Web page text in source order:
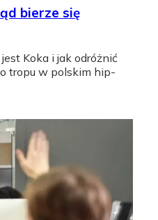
bierze się
Koka i jak odróżnić
tropu w polskim hip-